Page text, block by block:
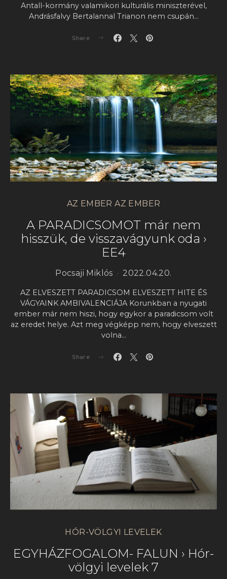
Antall-kormány valamikori kulturális miniszterével,
Andrásfalvy Bertalannal Trianon nem csupán…
Share
AZ EMBER AZ EMBER
A PARADICSOMOT már nem
hisszük, de visszavágyunk oda ›
EE4
Pocsaji Miklós 2022.04.20.
AZ ELVESZETT PARADICSOM ELVESZETT HITE ÉS
VÁGYAINK AMBIVALENCIÁJA Korunkban a nyugati
ember már nem hiszi, hogy egykor a paradicsom volt
az eredet helye. Azt meg végképp nem, hogy elveszett
volna…
Share
HÓR-VÖLGYI LEVELEK
EGYHÁZFOGALOM- FALUN › Hór-
völgyi levelek 7